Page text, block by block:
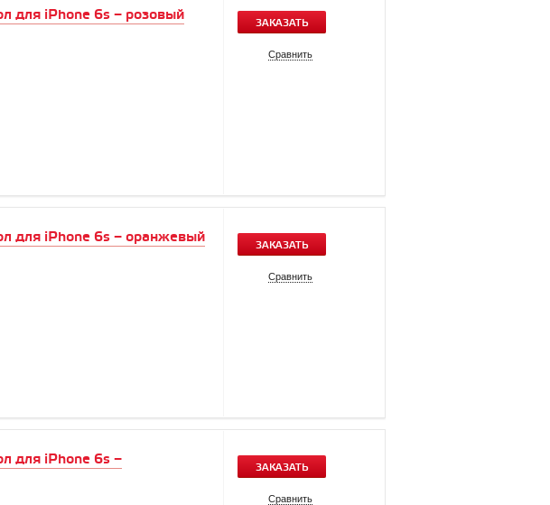
для iPhone 6s – розовый ЗАКАЗАТЬ
Сравнить
для iPhone 6s – оранжевый ЗАКАЗАТЬ
Сравнить
для iPhone 6s –
ЗАКАЗАТЬ
Сравнить